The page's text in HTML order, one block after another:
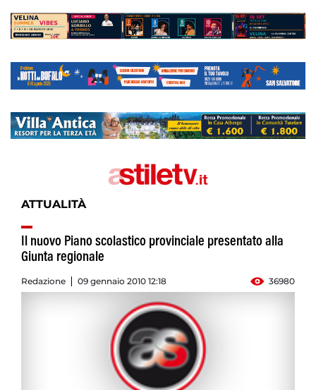
ATTUALITÀ
Il nuovo Piano scolastico provinciale presentato alla
Giunta regionale
Redazione 09 gennaio 2010 12:18 36980